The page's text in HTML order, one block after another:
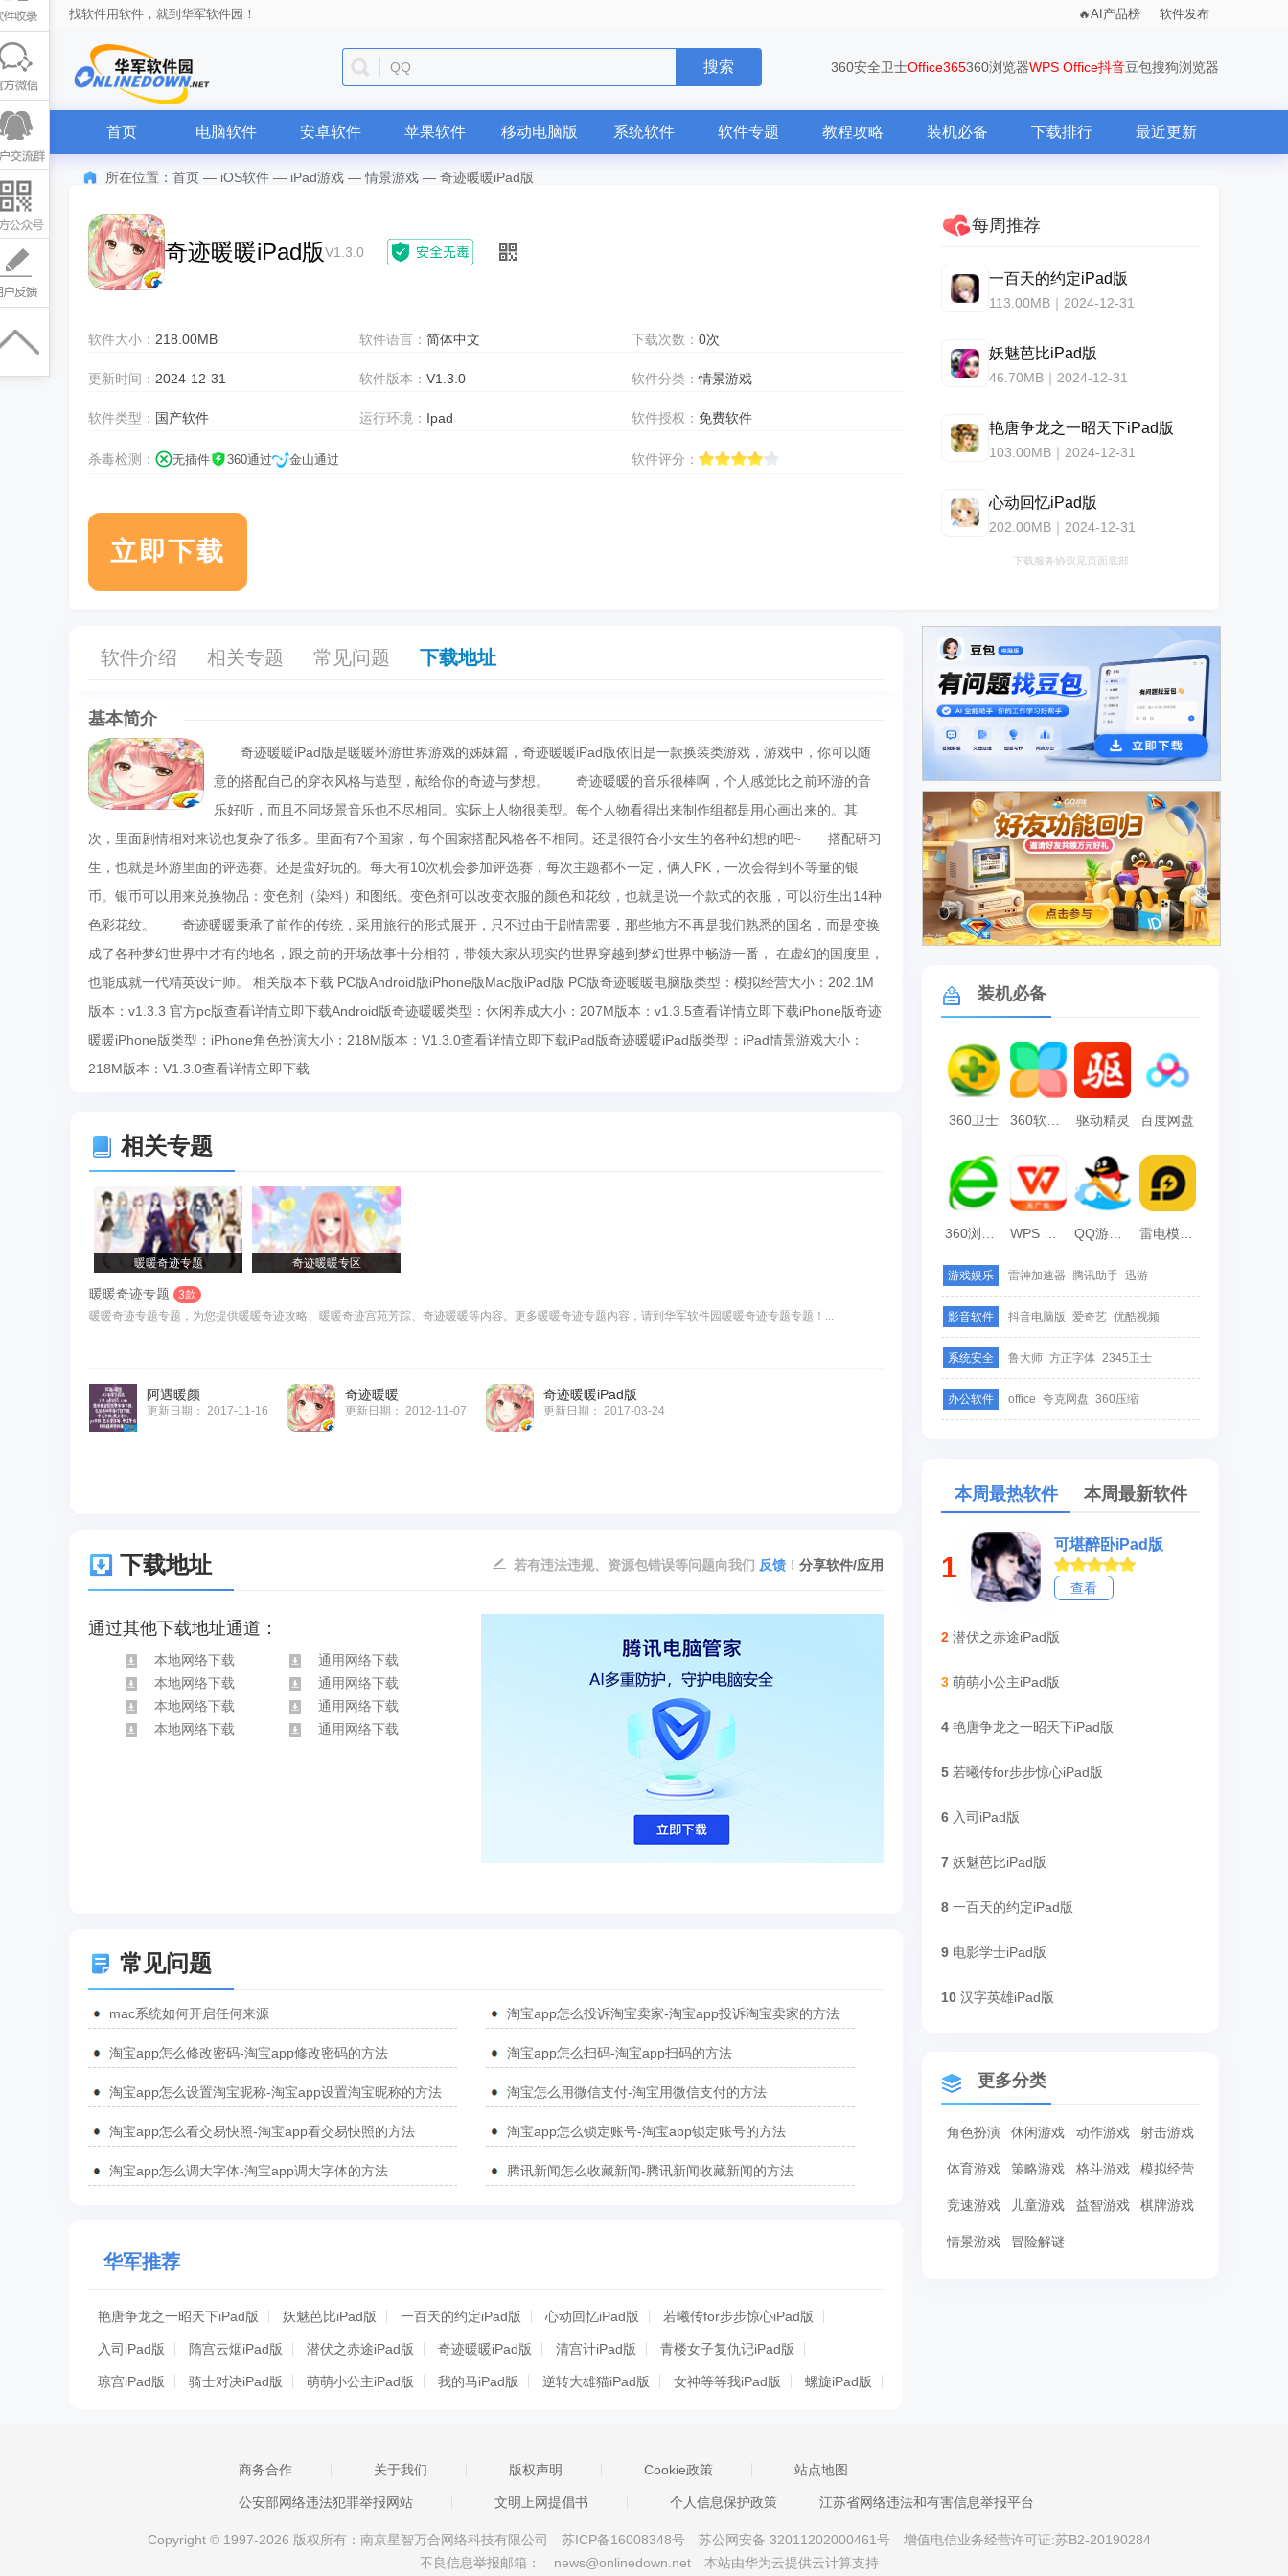
找软件用软件，就到华军软件园！ AI产品榜 软件发布
QQ 搜索 360安全卫士Office365360浏览器WPS Office抖音豆包搜狗浏览器
首页 电脑软件 安卓软件 苹果软件 移动电脑版 系统软件 软件专题 教程攻略 装机必备 下载排行 最近更新
所在位置： 首页 — iOS软件 — iPad游戏 —情景游戏 — 奇迹暖暖iPad版
奇迹暖暖iPad版V1.3.0
软件大小： 218.00MB 软件语言：简体中文 下载次数： 0次
更新时间： 2024-12-31 软件版本：V1.3.0 软件分类：情景游戏
软件类型： 国产软件 运行环境： Ipad 软件授权： 免费软件
杀毒检测： 无插件 360通过 金山通过 软件评分：
立即下载
每周推荐
一百天的约定iPad版
113.00MB｜2024-12-31
妖魅芭比iPad版
46.70MB｜2024-12-31
艳唐争龙之一昭天下iPad版
103.00MB｜2024-12-31
心动回忆iPad版
202.00MB｜2024-12-31
下载服务协议见页面底部
软件介绍 相关专题 常见问题 下载地址
基本简介
奇迹暖暖iPad版是暖暖环游世界游戏的姊妹篇，奇迹暖暖iPad版依旧是一款换装类游戏，游戏中，你可以随
意的搭配自己的穿衣风格与造型，献给你的奇迹与梦想。 奇迹暖暖的音乐很棒啊，个人感觉比之前环游的音
乐好听，而且不同场景音乐也不尽相同。实际上人物很美型。每个人物看得出来制作组都是用心画出来的。其
次，里面剧情相对来说也复杂了很多。里面有7个国家，每个国家搭配风格各不相同。还是很符合小女生的各种幻想的吧~ 搭配研习
生，也就是环游里面的评选赛。还是蛮好玩的。每天有10次机会参加评选赛，每次主题都不一定，俩人PK，一次会得到不等量的银
币。银币可以用来兑换物品：变色剂（染料）和图纸。变色剂可以改变衣服的颜色和花纹，也就是说一个款式的衣服，可以衍生出14种
色彩花纹。 奇迹暖暖秉承了前作的传统，采用旅行的形式展开，只不过由于剧情需要，那些地方不再是我们熟悉的国名，而是变换
成了各种梦幻世界中才有的地名，跟之前的开场故事十分相符，带领大家从现实的世界穿越到梦幻世界中畅游一番， 在虚幻的国度里，
也能成就一代精英设计师。 相关版本下载 PC版Android版iPhone版Mac版iPad版 PC版奇迹暖暖电脑版类型：模拟经营大小：202.1M
版本：v1.3.3 官方pc版查看详情立即下载Android版奇迹暖暖类型：休闲养成大小：207M版本：v1.3.5查看详情立即下载iPhone版奇迹
暖暖iPhone版类型：iPhone角色扮演大小：218M版本：V1.3.0查看详情立即下载iPad版奇迹暖暖iPad版类型：iPad情景游戏大小：
218M版本：V1.3.0查看详情立即下载
相关专题
暖暖奇迹专题 奇迹暖暖专区
暖暖奇迹专题
3款
暖暖奇迹专题专题，为您提供暖暖奇迹攻略、暖暖奇迹宫苑芳踪、奇迹暖暖等内容。更多暖暖奇迹专题内容，请到华军软件园暖暖奇迹专题专题！...
阿遇暖颜
更新日期： 2017-11-16
奇迹暖暖
更新日期： 2012-11-07
奇迹暖暖iPad版
更新日期： 2017-03-24
下载地址 分享软件/应用
若有违法违规、资源包错误等问题向我们 反馈 ！
通过其他下载地址通道：
本地网络下载
通用网络下载
本地网络下载
通用网络下载
本地网络下载
通用网络下载
本地网络下载
通用网络下载
常见问题
mac系统如何开启任何来源 淘宝app怎么投诉淘宝卖家-淘宝app投诉淘宝卖家的方法
淘宝app怎么修改密码-淘宝app修改密码的方法 淘宝app怎么扫码-淘宝app扫码的方法
淘宝app怎么设置淘宝昵称-淘宝app设置淘宝昵称的方法 淘宝怎么用微信支付-淘宝用微信支付的方法
淘宝app怎么看交易快照-淘宝app看交易快照的方法 淘宝app怎么锁定账号-淘宝app锁定账号的方法
淘宝app怎么调大字体-淘宝app调大字体的方法 腾讯新闻怎么收藏新闻-腾讯新闻收藏新闻的方法
华军推荐
艳唐争龙之一昭天下iPad版 妖魅芭比iPad版 一百天的约定iPad版 心动回忆iPad版 若曦传for步步惊心iPad版
入司iPad版 隋宫云烟iPad版 潜伏之赤途iPad版 奇迹暖暖iPad版 清宫计iPad版 青楼女子复仇记iPad版
琼宫iPad版 骑士对决iPad版 萌萌小公主iPad版 我的马iPad版 逆转大雄猫iPad版 女神等等我iPad版 螺旋iPad版
刺客信条：海盗 白夜之歌iPad版 战争游戏iPad版 彩虹的彼端iPad版
广告
广告
装机必备
360卫士 360软件管家 驱动精灵 百度网盘
雷电模拟器
游戏娱乐 雷神加速器 腾讯助手 迅游
影音软件 抖音电脑版 爱奇艺 优酷视频
系统安全 鲁大师 方正字体 2345卫士
办公软件 office 夸克网盘 360压缩
本周最热软件 本周最新软件
1
可堪醉卧iPad版
查看
2 潜伏之赤途iPad版
3 萌萌小公主iPad版
4 艳唐争龙之一昭天下iPad版
5 若曦传for步步惊心iPad版
6 入司iPad版
7 妖魅芭比iPad版
8 一百天的约定iPad版
9 电影学士iPad版
10 汉字英雄iPad版
更多分类
角色扮演 休闲游戏 动作游戏 射击游戏
体育游戏 策略游戏 格斗游戏 模拟经营
竞速游戏 儿童游戏 益智游戏 棋牌游戏
情景游戏 冒险解谜
商务合作 关于我们 版权声明 Cookie政策 站点地图
公安部网络违法犯罪举报网站 文明上网提倡书 个人信息保护政策 江苏省网络违法和有害信息举报平台
Copyright © 1997-2026 版权所有：南京星智万合网络科技有限公司 苏ICP备16008348号 苏公网安备 32011202000461号
增值电信业务经营许可证:苏B2-20190284
不良信息举报邮箱：
news@onlinedown.net 本站由华为云提供云计算支持